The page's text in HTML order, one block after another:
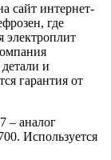
сайт интернет-
где
электроплит
и
гарантия от
– аналог
Используется